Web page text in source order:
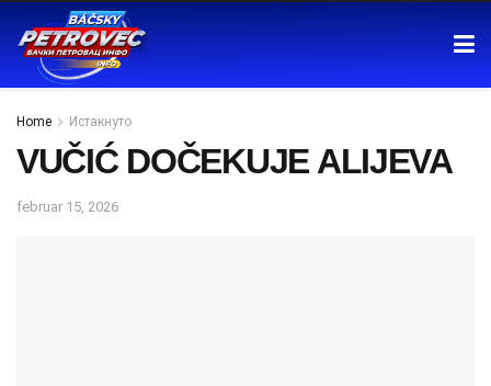
Home Истакнуто
VUČIĆ DOČEKUJE ALIJEVA
februar 15, 2026